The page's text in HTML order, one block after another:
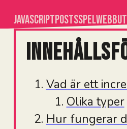
javascriptpostsspel
Vad är ett
Olika typer
Hur fungerar